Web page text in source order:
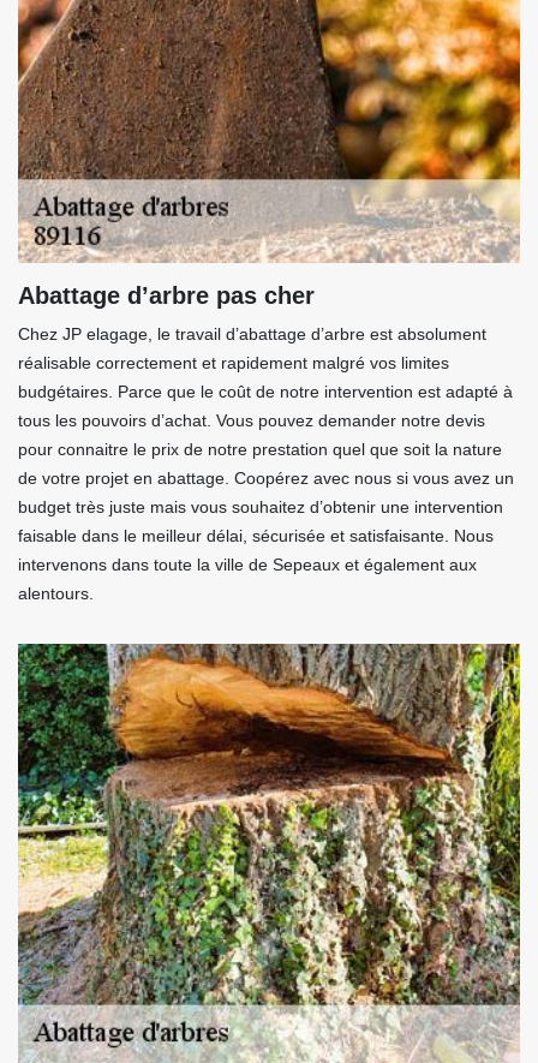
Abattage d’arbre pas cher
Chez JP elagage, le travail d’abattage d’arbre est absolument
réalisable correctement et rapidement malgré vos limites
budgétaires. Parce que le coût de notre intervention est adapté à
tous les pouvoirs d’achat. Vous pouvez demander notre devis
pour connaitre le prix de notre prestation quel que soit la nature
de votre projet en abattage. Coopérez avec nous si vous avez un
budget très juste mais vous souhaitez d’obtenir une intervention
faisable dans le meilleur délai, sécurisée et satisfaisante. Nous
intervenons dans toute la ville de Sepeaux et également aux
alentours.